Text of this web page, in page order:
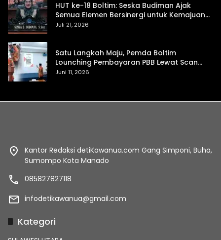
HUT ke-18 Boltim: Seska Budiman Ajak
Semua Elemen Bersinergi untuk Kemajuan
Daerah
Juli 21, 2026
Satu Langkah Maju, Pemda Boltim
Lounching Pembayaran PBB Lewat Scan
Qris
Juni 11, 2026
Kantor Redaksi detiKawanua.com Gang Simponi, Buha,
Sumompo Kota Manado
085827827118
infodetikawanua@gmail.com
Kategori